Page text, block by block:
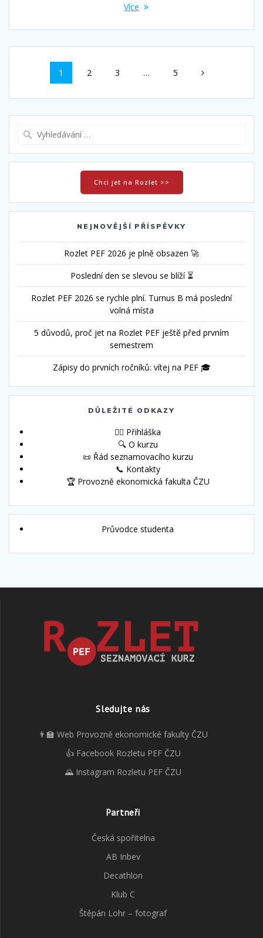
Více
Příspěvek
navigace
Stránka
1 Stránka
2 Stránka
3 … Stránka
5
Chci jet na Rozlet >>
NEJNOVĚJŠÍ PŘÍSPĚVKY
Rozlet PEF 2026 je plně obsazen 🚀
Poslední den se slevou se blíží ⏳
Rozlet PEF 2026 se rychle plní. Turnus B má poslední
volná místa
5 důvodů, proč jet na Rozlet PEF ještě před prvním
semestrem
Zápisy do prvních ročníků: vítej na PEF 🎓
DŮLEŽITÉ ODKAZY
🙋‍♀️ Přihláška
🔍 O kurzu
📜 Řád seznamovacího kurzu
📞 Kontakty
🏆 Provozně ekonomická fakulta ČZU
Průvodce studenta
Sledujte nás
👨‍🏫 Web Provozně ekonomické fakulty ČZU
👍 Facebook Rozletu PEF ČZU
🌄 Instagram Rozletu PEF ČZU
Partneři
Česká spořitelna
AB Inbev
Decathlon
Klub C
Štěpán Lohr – fotograf